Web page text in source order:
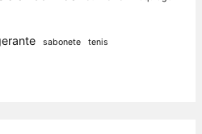
sabonete tenis